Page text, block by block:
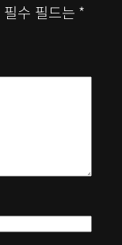
필수 필드는 *